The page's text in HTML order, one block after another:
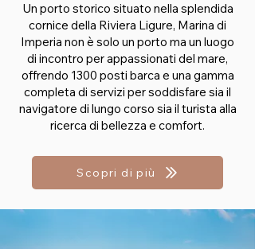
Un porto storico situato nella splendida
cornice della Riviera Ligure, Marina di
Imperia non è solo un porto ma un luogo
di incontro per appassionati del mare,
offrendo 1300 posti barca e una gamma
completa di servizi per soddisfare sia il
navigatore di lungo corso sia il turista alla
ricerca di bellezza e comfort.
Scopri di più